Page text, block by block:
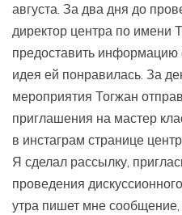
августа. За два дня до
директор центра по имени
предоставить информацию
идея ей понравилась. За
мероприятия Тогжан
приглашения на мастер
в инстаграм странице
Я сделал рассылку,
проведения
утра пишет мне